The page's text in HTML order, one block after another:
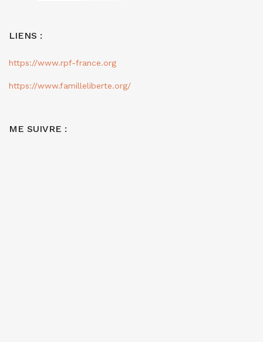
LIENS :
https://www.rpf-france.org
https://www.familleliberte.org/
ME SUIVRE :